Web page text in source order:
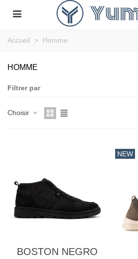
Accueil > Homme
HOMME
Filtrer par
Choisir
BOSTON NEGRO
NEW